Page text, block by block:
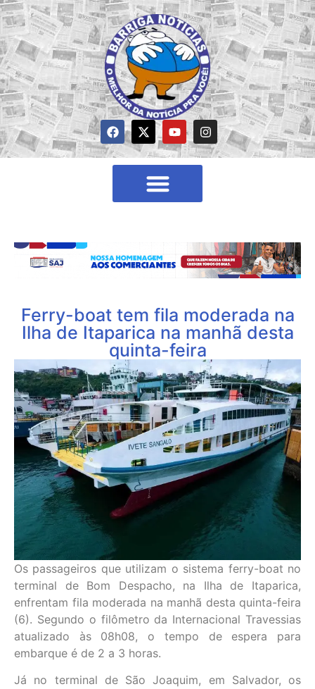
Ferry-boat tem fila moderada na
Ilha de Itaparica na manhã desta
quinta-feira
Os passageiros que utilizam o sistema ferry-boat no
terminal de Bom Despacho, na Ilha de Itaparica,
enfrentam fila moderada na manhã desta quinta-feira
(6). Segundo o filômetro da Internacional Travessias
atualizado às 08h08, o tempo de espera para
embarque é de 2 a 3 horas.
Já no terminal de São Joaquim, em Salvador, os